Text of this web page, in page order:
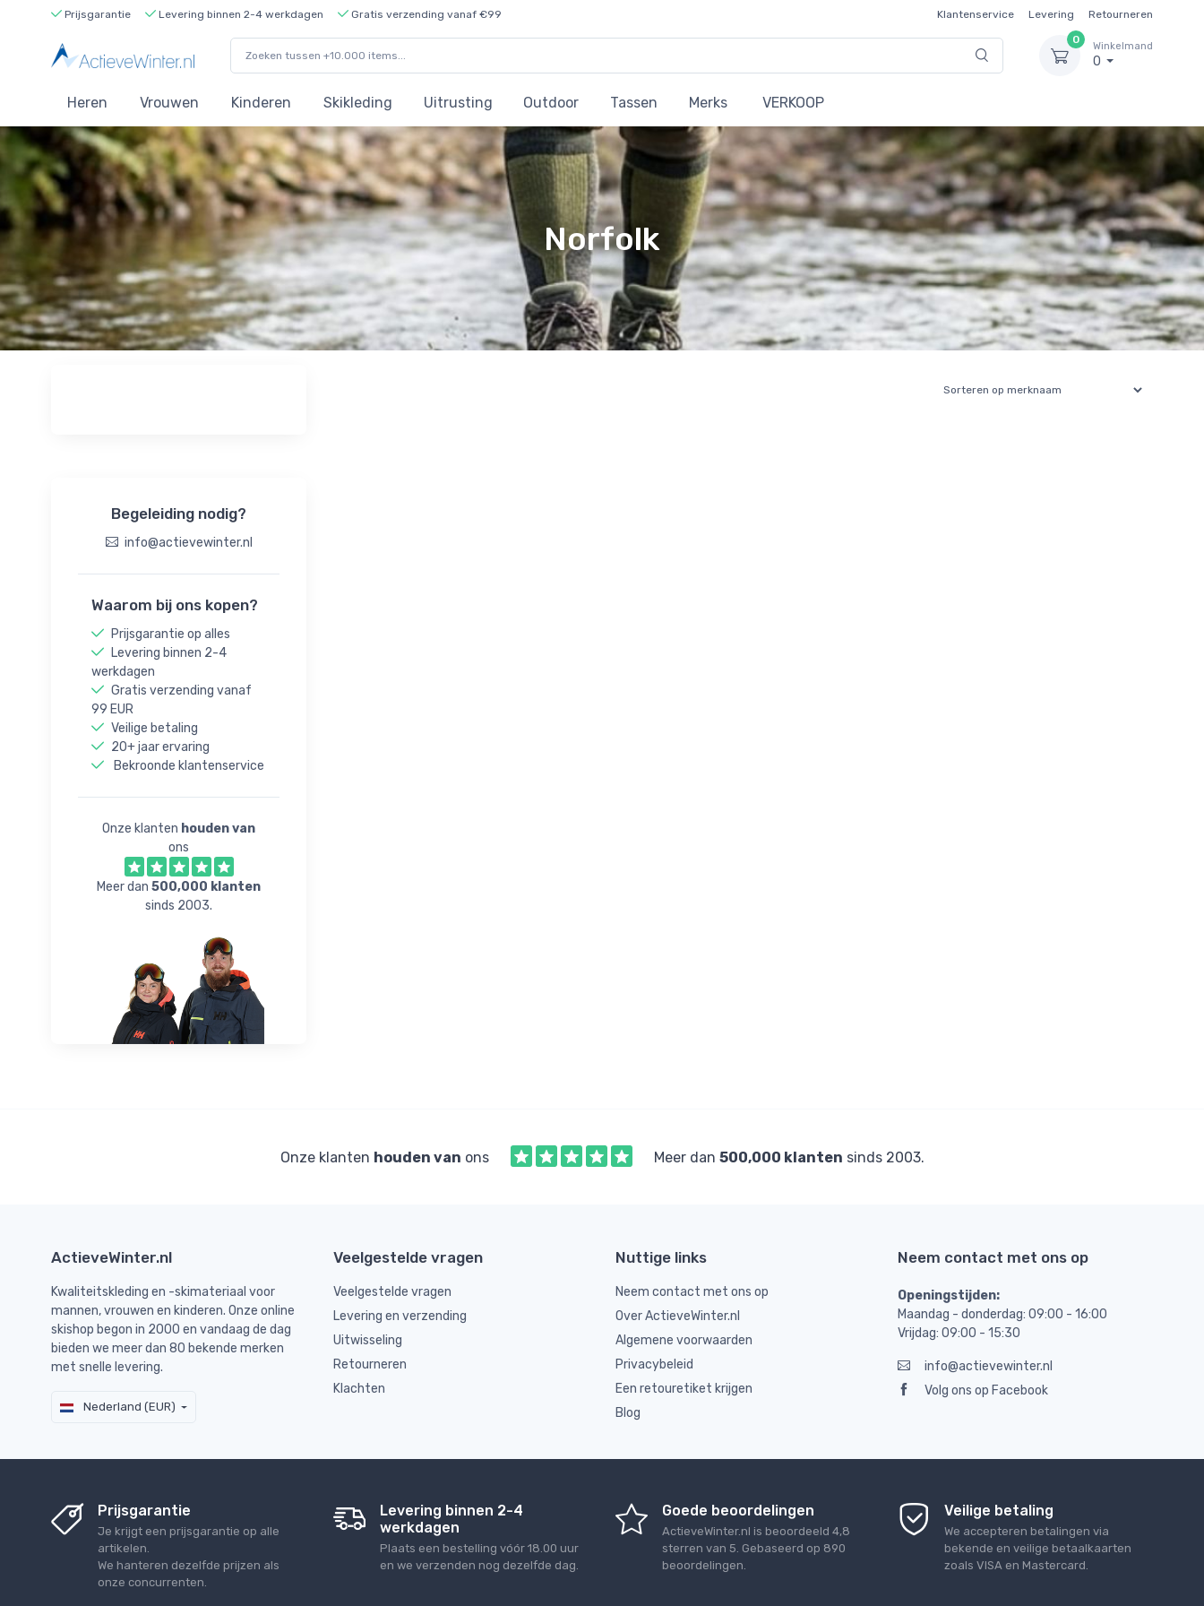
Prijsgarantie Levering binnen 2-4 werkdagen Gratis verzending vanaf €99 Klantenservice Levering
Retourneren
0
Winkelmand
0
Heren Vrouwen Kinderen Skikleding Uitrusting Outdoor Tassen Merks VERKOOP
Norfolk
Begeleiding nodig?
info@actievewinter.nl
Waarom bij ons kopen?
Prijsgarantie op alles
Levering binnen 2-4
werkdagen
Gratis verzending vanaf
99 EUR
Veilige betaling
20+ jaar ervaring
Bekroonde klantenservice
Onze klanten houden van
ons
Meer dan 500,000 klanten
sinds 2003.
Onze klanten houden van ons Meer dan 500,000 klanten sinds 2003.
ActieveWinter.nl
Kwaliteitskleding en -skimateriaal voor
mannen, vrouwen en kinderen. Onze online
skishop begon in 2000 en vandaag de dag
bieden we meer dan 80 bekende merken
met snelle levering.
Nederland (EUR)
Veelgestelde vragen
Veelgestelde vragen
Levering en verzending
Uitwisseling
Retourneren
Klachten
Nuttige links
Neem contact met ons op
Over ActieveWinter.nl
Algemene voorwaarden
Privacybeleid
Een retouretiket krijgen
Blog
Neem contact met ons op
Openingstijden:
Maandag - donderdag: 09:00 - 16:00
Vrijdag: 09:00 - 15:30
info@actievewinter.nl
Volg ons op Facebook
Prijsgarantie
Je krijgt een prijsgarantie op alle
artikelen.
We hanteren dezelfde prijzen als
onze concurrenten.
Levering binnen 2-4
werkdagen
Plaats een bestelling vóór 18.00 uur
en we verzenden nog dezelfde dag.
Goede beoordelingen
ActieveWinter.nl is beoordeeld 4,8
sterren van 5. Gebaseerd op 890
beoordelingen.
Veilige betaling
We accepteren betalingen via
bekende en veilige betaalkaarten
zoals VISA en Mastercard.